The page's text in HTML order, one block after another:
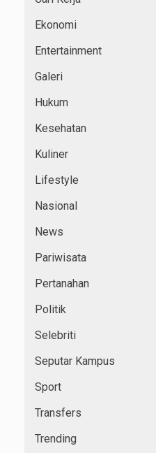
Ekonomi
Entertainment
Galeri
Hukum
Kesehatan
Kuliner
Lifestyle
Nasional
News
Pariwisata
Pertanahan
Politik
Selebriti
Seputar Kampus
Sport
Transfers
Trending